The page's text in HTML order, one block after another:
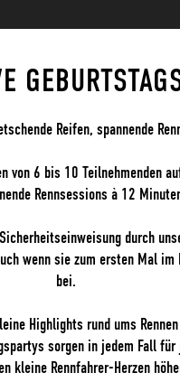
Reifen, spannende
von 6 bis 10 Teilnehmenden
Rennsessions à 12
durch
wenn sie zum ersten Mal
bei.
Highlights rund ums
sorgen in jedem Fall für
kleine Rennfahrer-Herzen